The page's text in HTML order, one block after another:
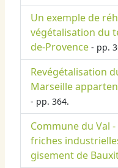
Un exemple de
végétalisation du
de-Provence - pp.
Revégétalisation
Marseille
- pp. 364.
Commune du Val
friches
gisement de